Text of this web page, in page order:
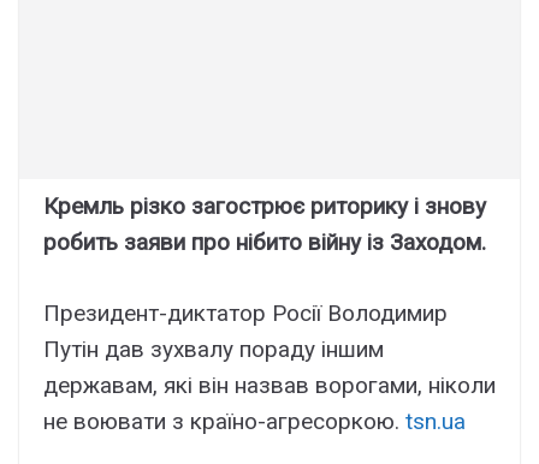
Кремль різко загострює риторику і знову
робить заяви про нібито війну із Заходом.
Президент-диктатор Росії Володимир
Путін дав зухвалу пораду іншим
державам, які він назвав ворогами, ніколи
не воювати з країно-агресоркою. tsn.ua